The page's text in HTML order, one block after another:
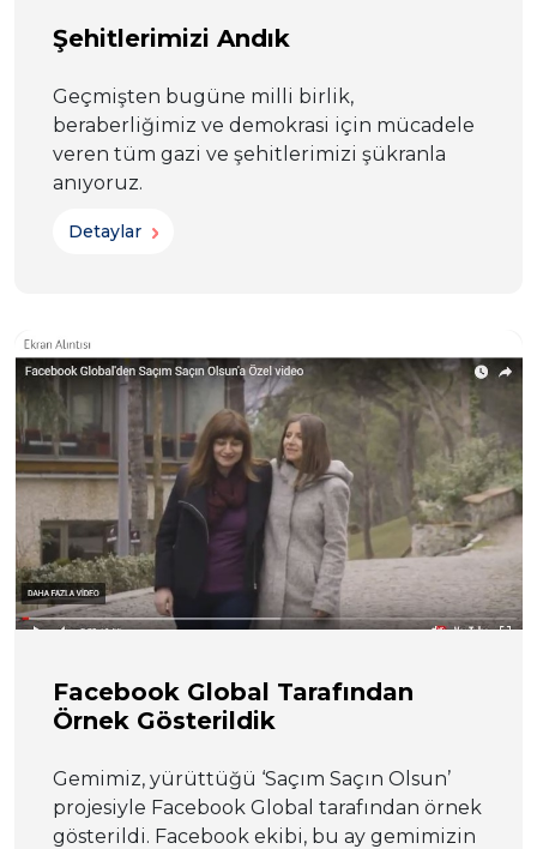
Şehitlerimizi Andık
Geçmişten bugüne milli birlik,
beraberliğimiz ve demokrasi için mücadele
veren tüm gazi ve şehitlerimizi şükranla
anıyoruz.
Detaylar
Facebook Global Tarafından
Örnek Gösterildik
Gemimiz, yürüttüğü ‘Saçım Saçın Olsun’
projesiyle Facebook Global tarafından örnek
gösterildi. Facebook ekibi, bu ay gemimizin